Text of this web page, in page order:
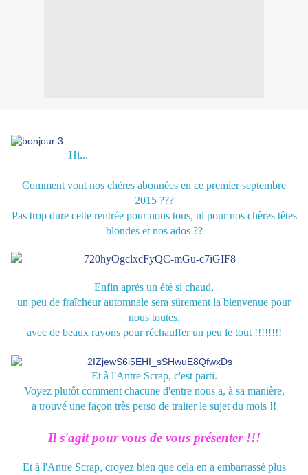
Hi...
Comment vont nos chères abonnées en ce premier septembre
2015 ???
Pas trop dure cette rentrée pour nous tous, ni pour nos chères têtes
blondes et nos ados ??
Enfin après un été si chaud,
un peu de fraîcheur automnale sera sûrement la bienvenue pour
nous toutes,
avec de beaux rayons pour réchauffer un peu le tout !!!!!!!!
Et à l'Antre Scrap, c'est parti.
Voyez plutôt comment chacune d'entre nous a, à sa manière,
a trouvé une façon très perso de traiter le sujet du mois !!
Il s'agit pour vous de vous présenter !!!
Et à l'Antre Scrap, croyez bien que cela en a embarrassé plus